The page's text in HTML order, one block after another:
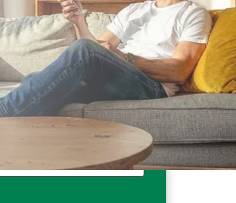
Scopri di più